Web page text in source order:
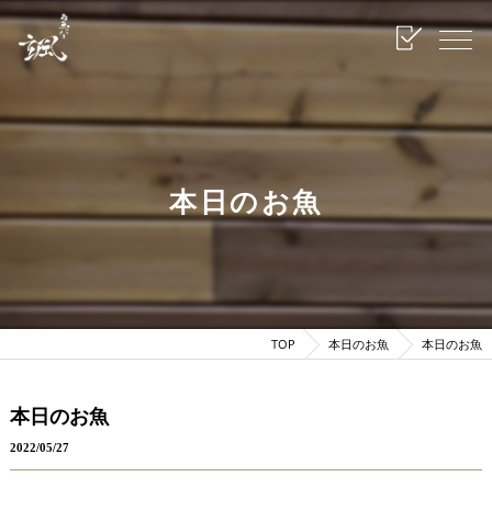
本日のお魚
TOP 本日のお魚 本日のお魚
本日のお魚
2022/05/27